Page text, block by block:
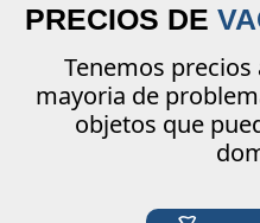
PRECIOS DE
Tenemos
mayoria de
objetos que